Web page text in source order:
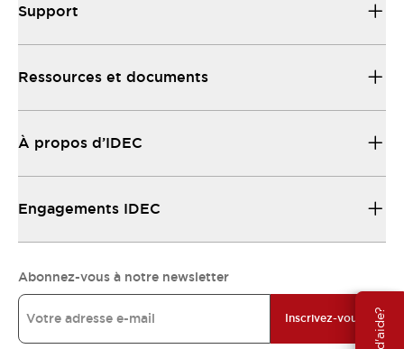
Support
Ressources et documents
À propos d’IDEC
Engagements IDEC
Abonnez-vous à notre newsletter
Inscrivez-vous